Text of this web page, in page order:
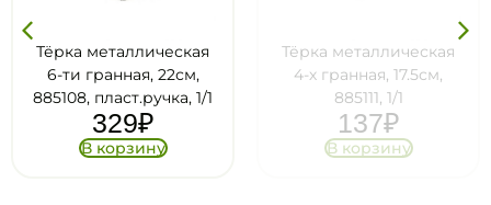
Тёрка металлическая
6-ти гранная, 22см,
885108, пласт.ручка, 1/1
329₽
В корзину
Тёрка металлическая
4-х гранная, 17.5см,
885111, 1/1
137₽
В корзину